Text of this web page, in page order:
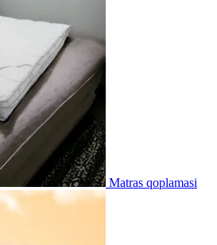
Matras qoplamasi